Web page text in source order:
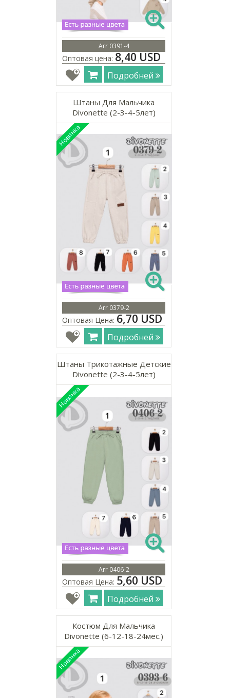
Arr 0391-4
Оптовая цена: 8,40 USD
Подробней
Штаны Для Мальчика
Divonette (2-3-4-5лет)
Arr 0379-2
Оптовая Цена: 6,70 USD
Подробней
Штаны Трикотажные Детские
Divonette (2-3-4-5лет)
Arr 0406-2
Оптовая Цена: 5,60 USD
Подробней
Костюм Для Мальчика
Divonette (6-12-18-24мес.)